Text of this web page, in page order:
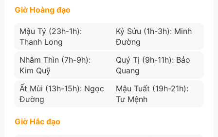
Giờ Hoàng đạo
Mậu Tý (23h-1h):
Thanh Long
Kỷ Sửu (1h-3h): Minh
Đường
Nhâm Thìn (7h-9h):
Kim Quỹ
Quý Tị (9h-11h): Bảo
Quang
Ất Mùi (13h-15h): Ngọc
Đường
Mậu Tuất (19h-21h):
Tư Mệnh
Giờ Hắc đạo